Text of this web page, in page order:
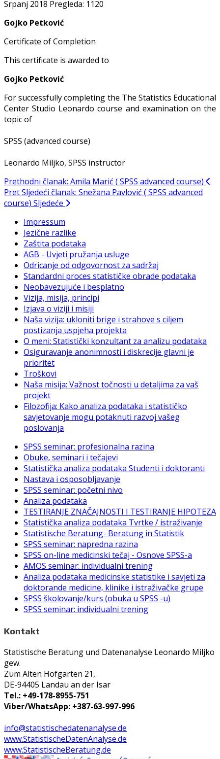
Srpanj 2018 Pregleda: 1120
Gojko Petković
Certificate of Completion
This certificate is awarded to
Gojko Petković
For successfully completing the The Statistics Educational
Center Studio Leonardo course and examination on the
topic of
SPSS (advanced course)
Leonardo Miljko, SPSS instructor
Prethodni članak: Amila Marić ( SPSS advanced course)
PretSljedeći članak: Snežana Pavlović ( SPSS advanced
course) Sljedeće
Impressum
Jezične razlike
Zaštita podataka
AGB - Uvjeti pružanja usluge
Odricanje od odgovornost za sadržaj
Standardni proces statističke obrade podataka
Neobavezujuće i besplatno
Vizija, misija, principi
Izjava o viziji i misiji
Naša vizija: ukloniti brige i strahove s ciljem
postizanja uspjeha projekta
O meni: Statistički konzultant za analizu podataka
Osiguravanje anonimnosti i diskrecije glavni je
prioritet
Troškovi
Naša misija: Važnost točnosti u detaljima za vaš
projekt
Filozofija: Kako analiza podataka i statističko
savjetovanje mogu potaknuti razvoj vašeg
poslovanja
SPSS seminar: profesionalna razina
Obuke, seminari i tečajevi
Statistička analiza podataka Studenti i doktoranti
Nastava i osposobljavanje
SPSS seminar: početni nivo
Analiza podataka
TESTIRANJE ZNAČAJNOSTI I TESTIRANJE HIPOTEZA
Statistička analiza podataka Tvrtke / istraživanje
Statistische Beratung- Beratung in Statistik
SPSS seminar: napredna razina
SPSS on-line medicinski tečaj - Osnove SPSS-a
AMOS seminar: individualni trening
Analiza podataka medicinske statistike i savjeti za
doktorande medicine, klinike i istraživačke grupe
SPSS školovanje/kurs (obuka u SPSS -u)
SPSS seminar: individualni trening
Kontakt
Statistische Beratung und Datenanalyse Leonardo Miljko
gew.
Zum Alten Hofgarten 21,
DE-94405 Landau an der Isar
Tel.: +49-178-8955-751
Viber/WhatsApp: +387-63-997-996
info@statistischedatenanalyse.de
www.StatistischeDatenAnalyse.de
www.StatistischeBeratung.de